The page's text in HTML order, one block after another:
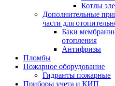
Котлы
Дополнительные
части для
Баки
отопления
Антифризы
Пломбы
Пожарное оборудование
Гидранты пожарные
Приборы учета и КИП